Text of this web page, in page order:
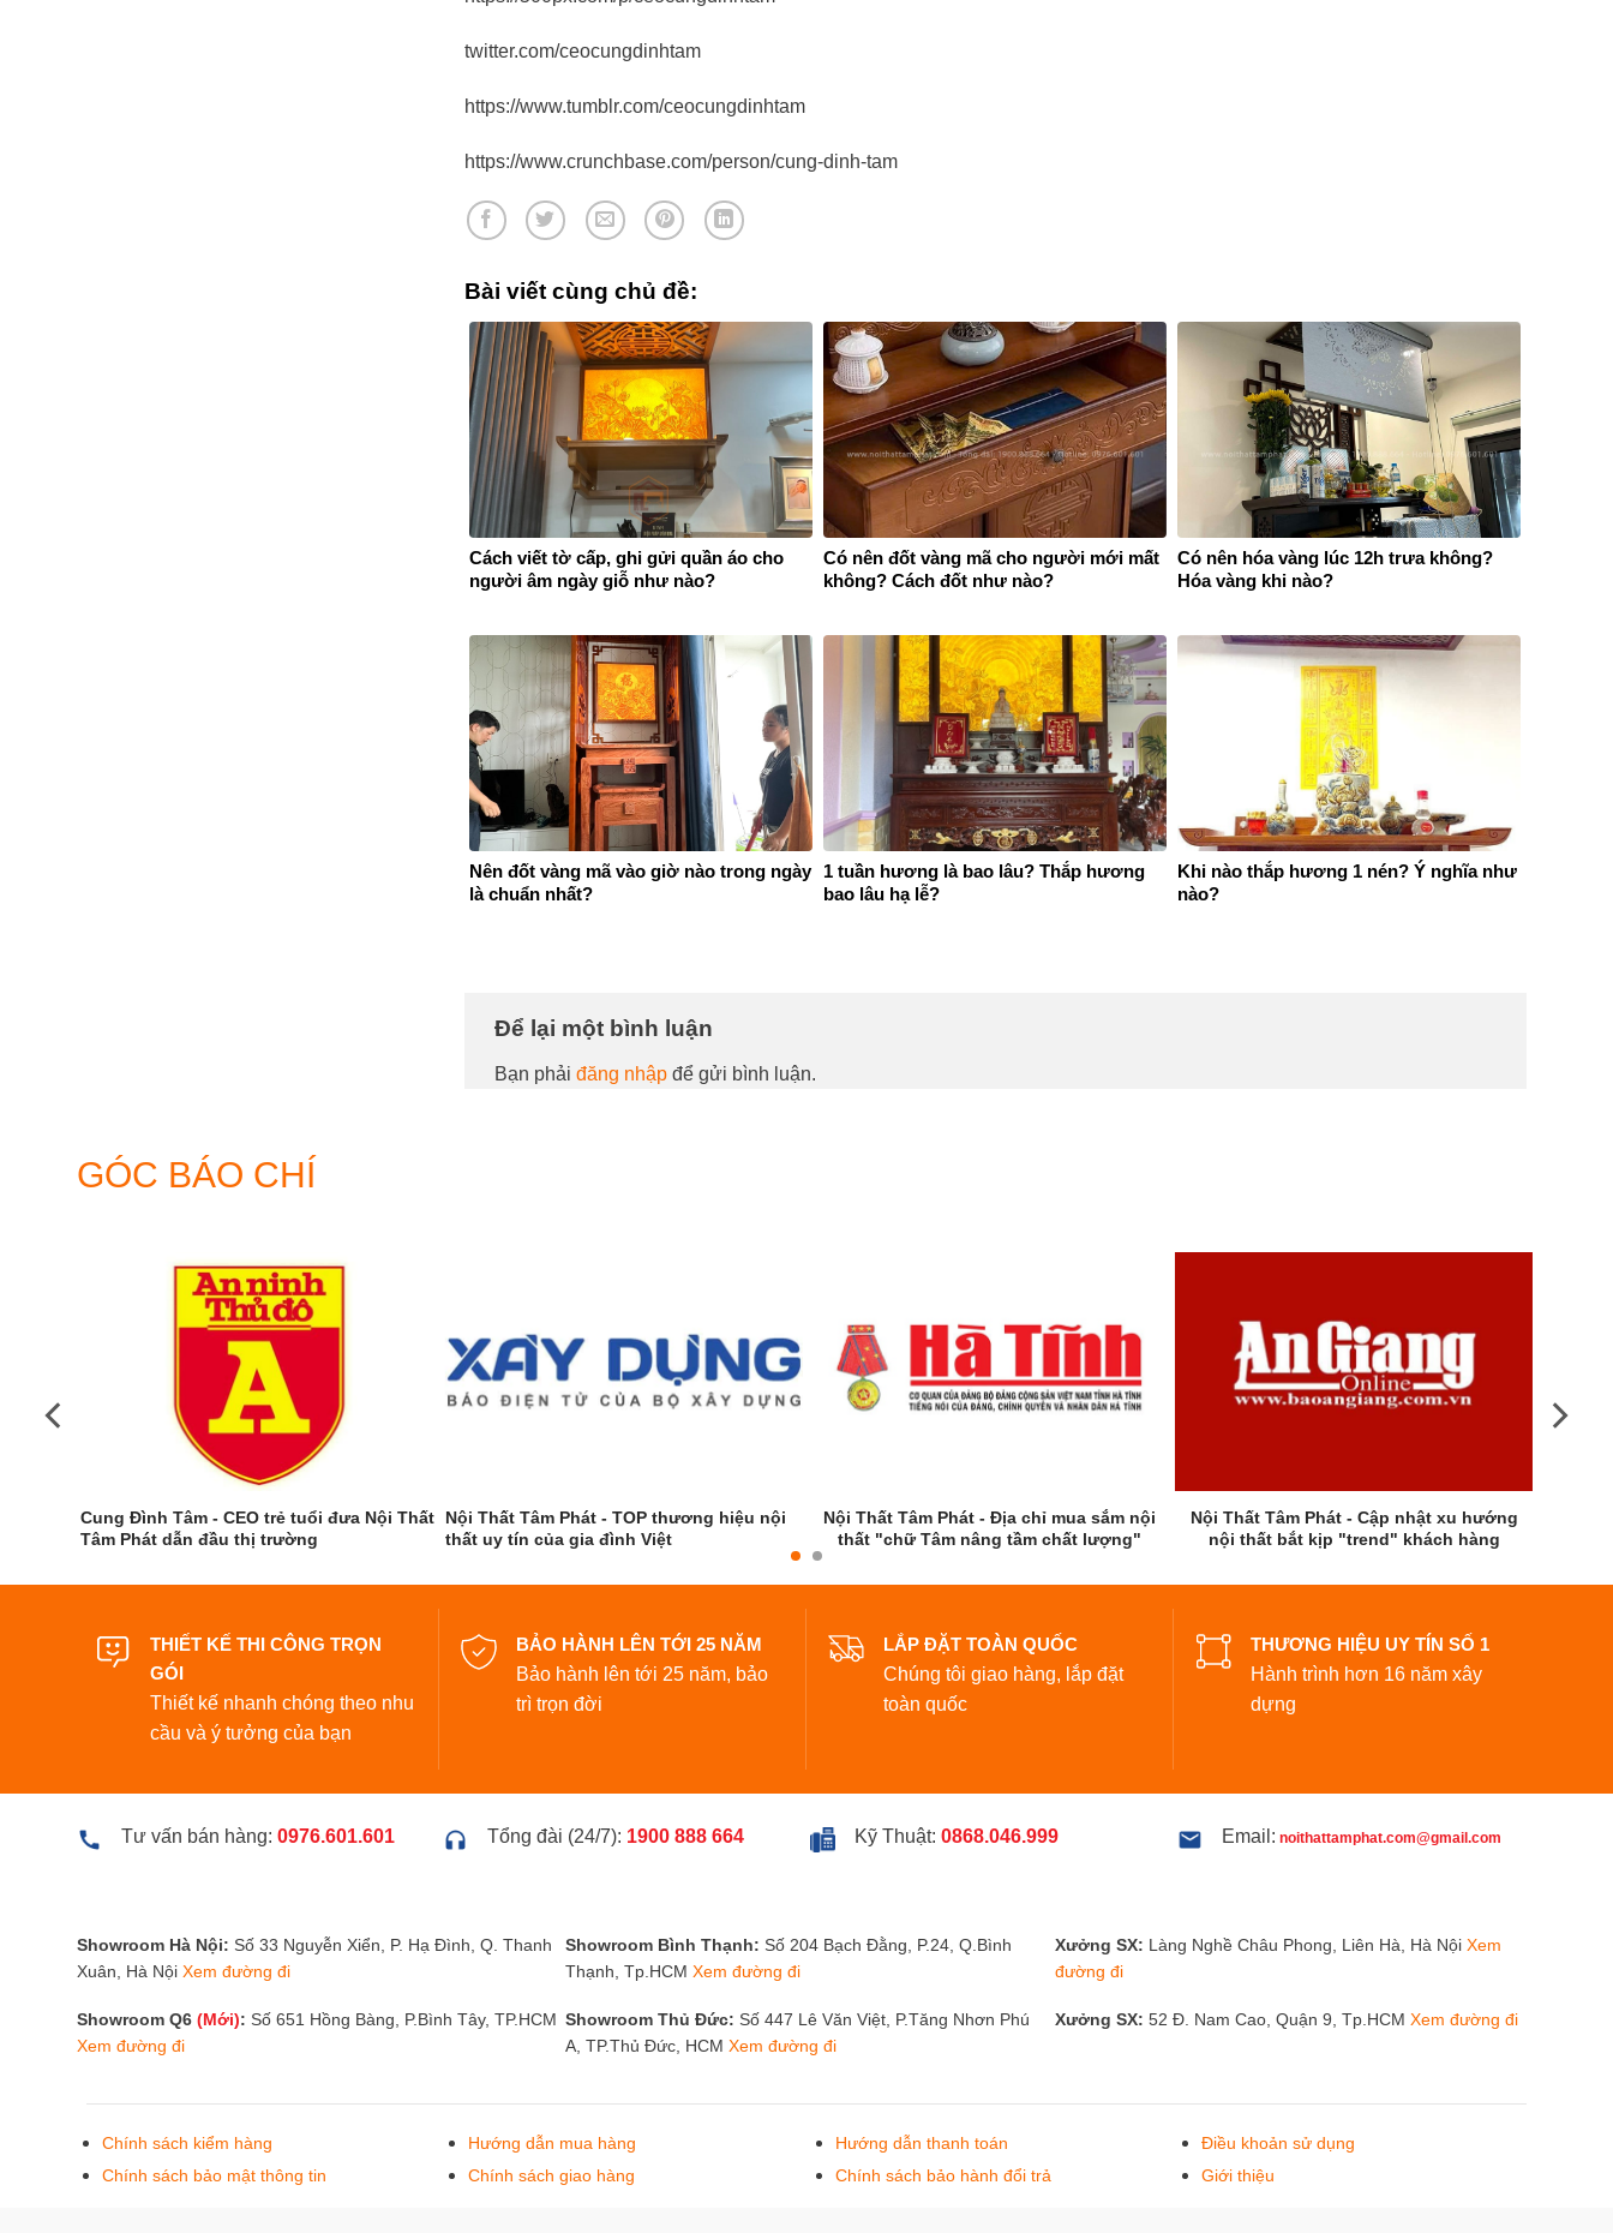
twitter.com/ceocungdinhtam
https://www.tumblr.com/ceocungdinhtam
https://www.crunchbase.com/person/cung-dinh-tam
Bài viết cùng chủ đề:
Cách viết tờ cấp, ghi gửi quần áo cho
người âm ngày giỗ như nào?
Có nên đốt vàng mã cho người mới mất
không? Cách đốt như nào?
Có nên hóa vàng lúc 12h trưa không?
Hóa vàng khi nào?
Nên đốt vàng mã vào giờ nào trong ngày
là chuẩn nhất?
1 tuần hương là bao lâu? Thắp hương
bao lâu hạ lễ?
Khi nào thắp hương 1 nén? Ý nghĩa như
nào?
Để lại một bình luận
Bạn phải đăng nhập để gửi bình luận.
GÓC BÁO CHÍ
Cung Đình Tâm - CEO trẻ tuổi đưa Nội Thất
Tâm Phát dẫn đầu thị trường
Nội Thất Tâm Phát - TOP thương hiệu nội
thất uy tín của gia đình Việt
Nội Thất Tâm Phát - Địa chỉ mua sắm nội
thất "chữ Tâm nâng tầm chất lượng"
Nội Thất Tâm Phát - Cập nhật xu hướng
nội thất bắt kịp "trend" khách hàng
THIẾT KẾ THI CÔNG TRỌN
GÓI
Thiết kế nhanh chóng theo nhu
cầu và ý tưởng của bạn
BẢO HÀNH LÊN TỚI 25 NĂM
Bảo hành lên tới 25 năm, bảo
trì trọn đời
LẮP ĐẶT TOÀN QUỐC
Chúng tôi giao hàng, lắp đặt
toàn quốc
THƯƠNG HIỆU UY TÍN SỐ 1
Hành trình hơn 16 năm xây
dựng
Tư vấn bán hàng: 0976.601.601 Tổng đài (24/7): 1900 888 664 Kỹ Thuật: 0868.046.999 Email: noithattamphat.com@gmail.com
Showroom Hà Nội: Số 33 Nguyễn Xiển, P. Hạ Đình, Q. Thanh
Xuân, Hà Nội Xem đường đi
Showroom Q6 (Mới): Số 651 Hồng Bàng, P.Bình Tây, TP.HCM
Xem đường đi
Showroom Bình Thạnh: Số 204 Bạch Đằng, P.24, Q.Bình
Thạnh, Tp.HCMXem đường đi
Showroom Thủ Đức: Số 447 Lê Văn Việt, P.Tăng Nhơn Phú
A, TP.Thủ Đức, HCMXem đường đi
Xưởng SX: Làng Nghề Châu Phong, Liên Hà, Hà Nội Xem
đường đi
Xưởng SX: 52 Đ. Nam Cao, Quận 9, Tp.HCM Xem đường đi
Chính sách kiểm hàng
Chính sách bảo mật thông tin
Hướng dẫn mua hàng
Chính sách giao hàng
Hướng dẫn thanh toán
Chính sách bảo hành đổi trả
Điều khoản sử dụng
Giới thiệu